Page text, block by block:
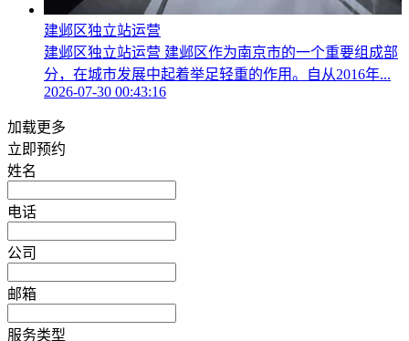
建邺区独立站运营
建邺区独立站运营 建邺区作为南京市的一个重要组成部
分，在城市发展中起着举足轻重的作用。自从2016年...
2026-07-30 00:43:16
加载更多
立即预约
姓名
电话
公司
邮箱
服务类型